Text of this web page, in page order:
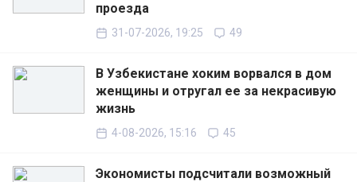
проезда
31-07-2026, 19:25 49
В Узбекистане хоким ворвался в дом
женщины и отругал ее за некрасивую
жизнь
4-08-2026, 15:16 45
Экономисты подсчитали возможный